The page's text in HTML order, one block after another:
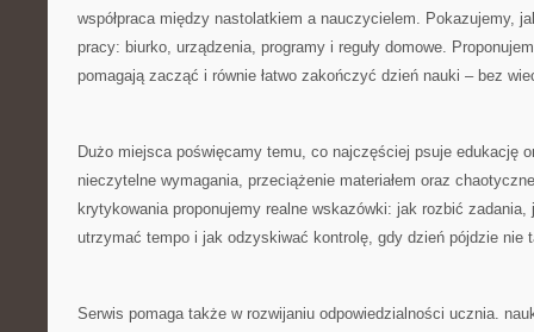
współpraca między nastolatkiem a nauczycielem. Pokazujemy,
pracy: biurko, urządzenia, programy i reguły domowe.
pomagają zacząć i równie łatwo zakończyć dzień nauki – bez
Dużo miejsca poświęcamy temu, co najczęściej psuje edukację
nieczytelne wymagania, przeciążenie materiałem oraz
krytykowania proponujemy realne wskazówki: jak rozbić zadania,
utrzymać tempo i jak odzyskiwać kontrolę, gdy dzień pójdzie nie
Serwis pomaga także w rozwijaniu odpowiedzialności ucznia.